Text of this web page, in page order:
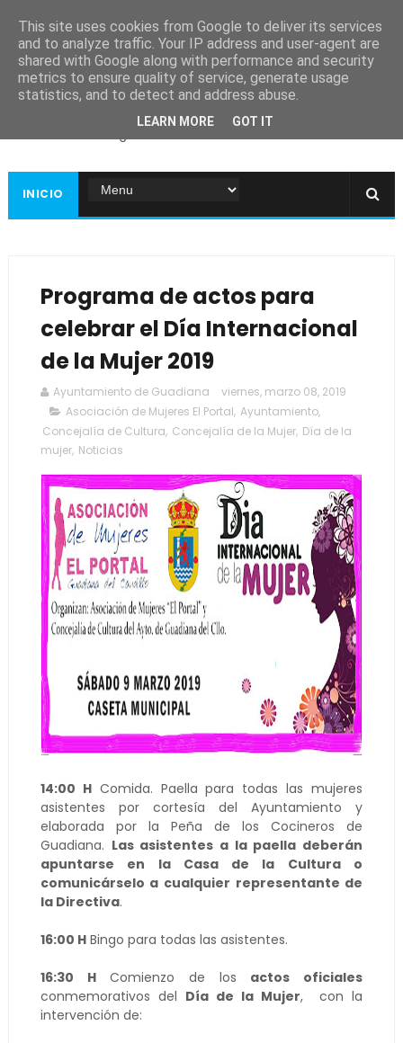
Ayuntamiento de
Guadiana
INICIO
Programa de actos para
celebrar el Día Internacional
de la Mujer 2019
Ayuntamiento de Guadiana
viernes, marzo 08, 2019
Asociación de Mujeres El Portal, Ayuntamiento,
Concejalía de Cultura, Concejalía de la Mujer, Día de la
mujer, Noticias
14:00 HComida. Paella para todas las mujeres
asistentes por cortesía del Ayuntamiento y
elaborada por la Peña de los Cocineros de
Guadiana. Las asistentes a la paella deberán
apuntarse en la Casa de la Cultura o
comunicárselo a cualquier representante de
la Directiva.
16:00 HBingo para todas las asistentes.
16:30 HComienzo de los actos oficiales
conmemorativos del Día de la Mujer, con la
intervención de:
This site uses cookies from Google to deliver its services
and to analyze traffic. Your IP address and user-agent are
shared with Google along with performance and security
metrics to ensure quality of service, generate usage
statistics, and to detect and address abuse.
LEARN MORE GOT IT